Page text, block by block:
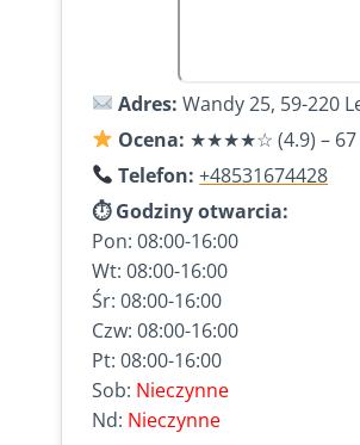
Adres: Wandy 25, 59-220
Ocena: ★★★★☆ (4.9) – 67
Telefon: +48531674428
⏱ Godziny otwarcia:
Pon: 08:00-16:00
Wt: 08:00-16:00
Śr: 08:00-16:00
Czw: 08:00-16:00
Pt: 08:00-16:00
Sob: Nieczynne
Nd: Nieczynne